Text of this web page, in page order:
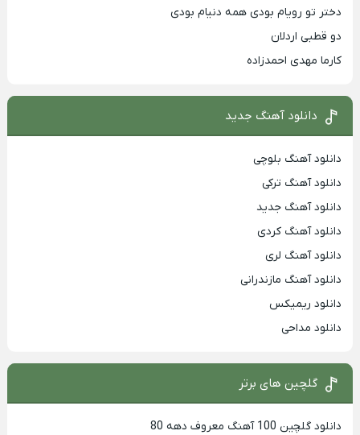
دختر تو رویام بودی همه دنیام بودی
دو قطبی اردلان
کارما مهدی احمدزاده
دانلود آهنگ جدید
دانلود آهنگ بلوچی
دانلود آهنگ ترکی
دانلود آهنگ جدید
دانلود آهنگ کردی
دانلود آهنگ لری
دانلود آهنگ مازندرانی
دانلود ریمیکس
دانلود مداحی
گلچین های برتر
دانلود گلچین 100 آهنگ معروف دهه 80